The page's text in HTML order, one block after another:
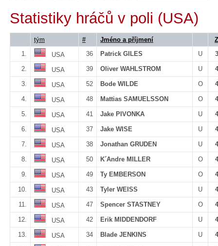
Statistiky hráčů v poli (USA)
tým # Jméno a příjmení
Z
1.
USA 36 Patrick GILES U 3
2. USA 39 Oliver WAHLSTROM U 4
3. USA 52 Bode WILDE O 4
4. USA 48 Mattias SAMUELSSON O 4
5. USA 41 Jake PIVONKA U 4
6. USA 37 Jake WISE U 4
7. USA 38 Jonathan GRUDEN U 4
8. USA 50 K´Andre MILLER O 4
9. USA 49 Ty EMBERSON O 4
10. USA 43 Tyler WEISS U 4
11. USA 47 Spencer STASTNEY O 4
12. USA 42 Erik MIDDENDORF U 4
13. USA 34 Blade JENKINS U 4